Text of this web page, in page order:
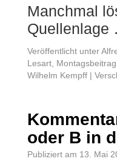
Manchmal
Veröffentlicht unter
Lesart Montagsbeitrag
Wilhelm Kempff |
oder B in
Publiziert am 13. Mai